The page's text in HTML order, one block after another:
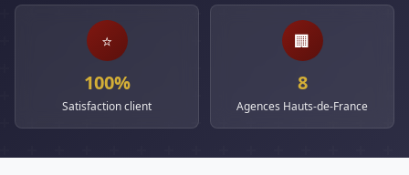
⭐
100%
Satisfaction client
🏢
8
Agences Hauts-de-France